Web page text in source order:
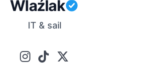
Wlaźlak
IT & sail